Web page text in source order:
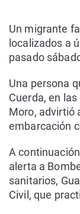
Un migrante
localizados a
pasado
Una persona
Cuerda, en
Moro, advirtió
embarcación
A
alerta a
sanitarios,
Civil, que